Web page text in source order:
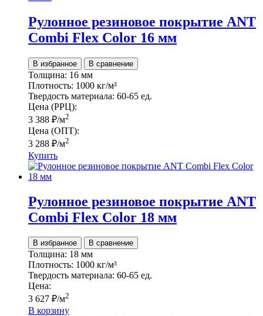
Рулонное резиновое покрытие ANT
Сombi Flex Color 16 мм
В избранное В сравнение
Толщина: 16 мм
Плотность: 1000 кг/м³
Твердость материала: 60-65 ед.
Цена (РРЦ):
3 388 ₽/м2
Цена (ОПТ):
3 288 ₽/м2
Купить
Рулонное резиновое покрытие ANT
Сombi Flex Color 18 мм
В избранное В сравнение
Толщина: 18 мм
Плотность: 1000 кг/м³
Твердость материала: 60-65 ед.
Цена:
3 627 ₽/м2
В корзину